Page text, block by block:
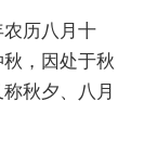
历八月十
，因处于秋
秋夕、八月